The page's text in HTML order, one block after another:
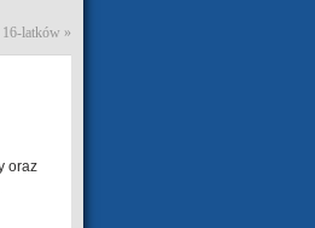
latków »
oraz